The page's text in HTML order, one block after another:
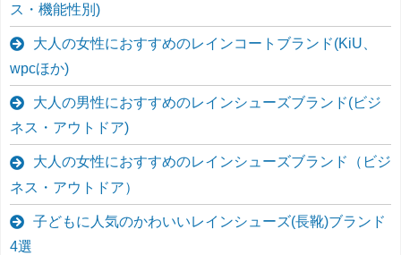
ス・機能性別)
大人の女性におすすめのレインコートブランド(KiU、
wpcほか)
大人の男性におすすめのレインシューズブランド(ビジ
ネス・アウトドア)
大人の女性におすすめのレインシューズブランド（ビジ
ネス・アウトドア）
子どもに人気のかわいいレインシューズ(長靴)ブランド
4選